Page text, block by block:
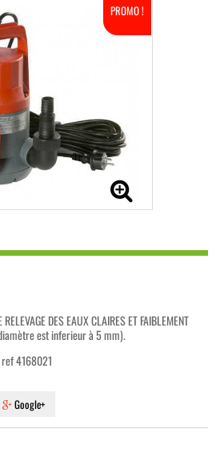
PROMO !
DES EAUX CLAIRES ET FAIBLEMENT
est inferieur à 5 mm).
4168021
Google+